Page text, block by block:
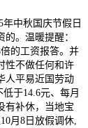
中秋国庆节假日
。温暖提醒：
的工资报答。并
性不做任何和许
人平易近国劳动
于14.6元、每月
有补休，当地宝
月8日放假调休,